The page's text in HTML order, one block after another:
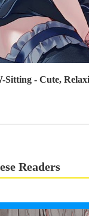
Sitting - Cute,
Readers